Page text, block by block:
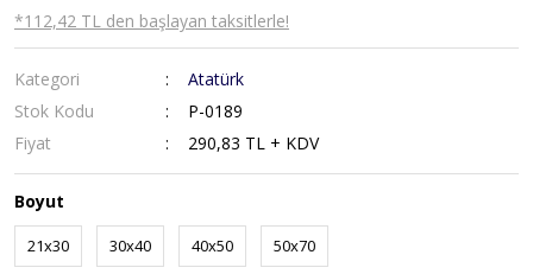
*112,42 TL den başlayan taksitlerle!
Kategori
Atatürk
Stok Kodu
P-0189
Fiyat
290,83 TL + KDV
Boyut
21x30 30x40 40x50 50x70